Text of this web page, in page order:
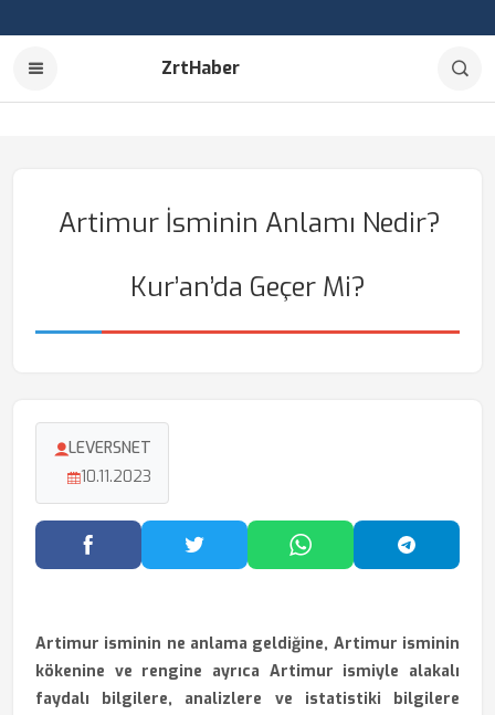
ZrtHaber
Artimur İsminin Anlamı Nedir?
Kur’an’da Geçer Mi?
LEVERSNET
10.11.2023
Facebook'ta PaylaşTwitter'da PaylaşWhatsApp'ta Paylaş
Artimur isminin ne anlama geldiğine, Artimur isminin
kökenine ve rengine ayrıca Artimur ismiyle alakalı
faydalı bilgilere, analizlere ve istatistiki bilgilere